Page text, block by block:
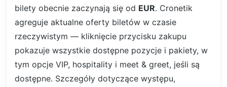
bilety obecnie zaczynają się od EUR. Cronetik
agreguje aktualne oferty biletów w czasie
rzeczywistym — kliknięcie przycisku zakupu
pokazuje wszystkie dostępne pozycje i pakiety, w
tym opcje VIP, hospitality i meet & greet, jeśli są
dostępne. Szczegóły dotyczące występu,